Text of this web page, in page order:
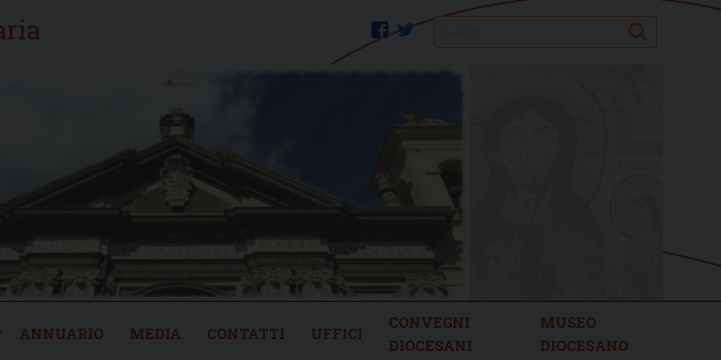
twitter
facebook Search
ANNUARIO MEDIA CONTATTI UFFICI
CONVEGNI
DIOCESANI
MUSEO
DIOCESANO